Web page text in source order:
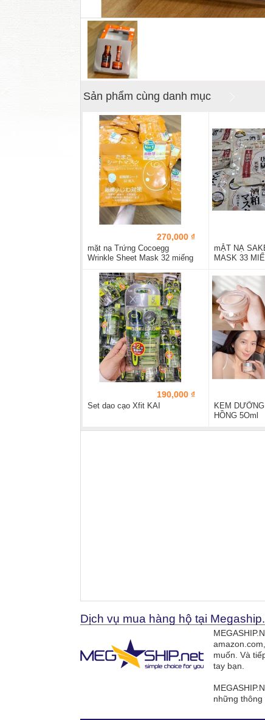
Sản phẩm cùng danh mục
270,000 ₫
mặt nạ Trứng Cocoegg
Wrinkle Sheet Mask 32 miếng
mẶT NẠ
MASK 33
190,000 ₫
Set dao cạo Xfit KAI
KEM
HỒNG 5Oml
Dịch vụ mua hàng hộ tại
muốn. Và
tay bạn.
những